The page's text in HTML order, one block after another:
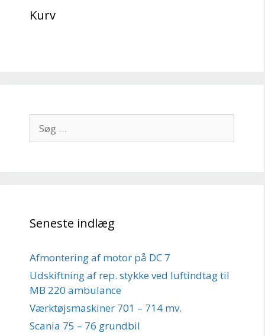
Kurv
efter:
Seneste indlæg
Afmontering af motor på DC 7
Udskiftning af rep. stykke ved luftindtag til
MB 220 ambulance
Værktøjsmaskiner 701 – 714 mv.
Scania 75 – 76 grundbil